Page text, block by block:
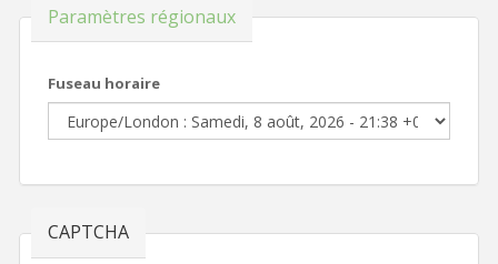
Masquer
Paramètres régionaux
Fuseau horaire
CAPTCHA